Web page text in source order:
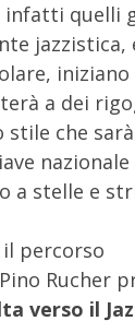
quelli
jazzistica,
iniziano
a dei
stile che sarà
nazionale
a stelle e
percorso
Rucher
verso il